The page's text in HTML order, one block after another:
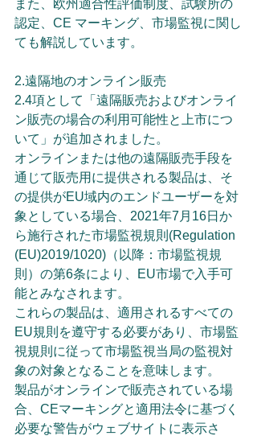
また、欧州適合性評価制度、試験所の
認定、CE マーキング、市場監視に関し
ても解説しています。
2.遠隔地のオンライン販売
2.4項として「遠隔販売およびオンライ
ン販売の場合の利用可能性と上市につ
いて」が追加されました。
オンラインまたは他の遠隔販売手段を
通じて販売用に提供される製品は、そ
の提供がEU域内のエンドユーザーを対
象としている場合、2021年7月16日か
ら施行された市場監視規則(Regulation
(EU)2019/1020)（以降：市場監視規
則）の第6条により、EU市場で入手可
能とみなされます。
これらの製品は、適用されるすべての
EU規則を遵守する必要があり、市場監
視規則に従って市場監視当局の監視対
象の対象となることを意味します。
製品がオンラインで販売されている場
合、CEマーキングと適用法令に基づく
必要な警告がウェブサイトに表示さ